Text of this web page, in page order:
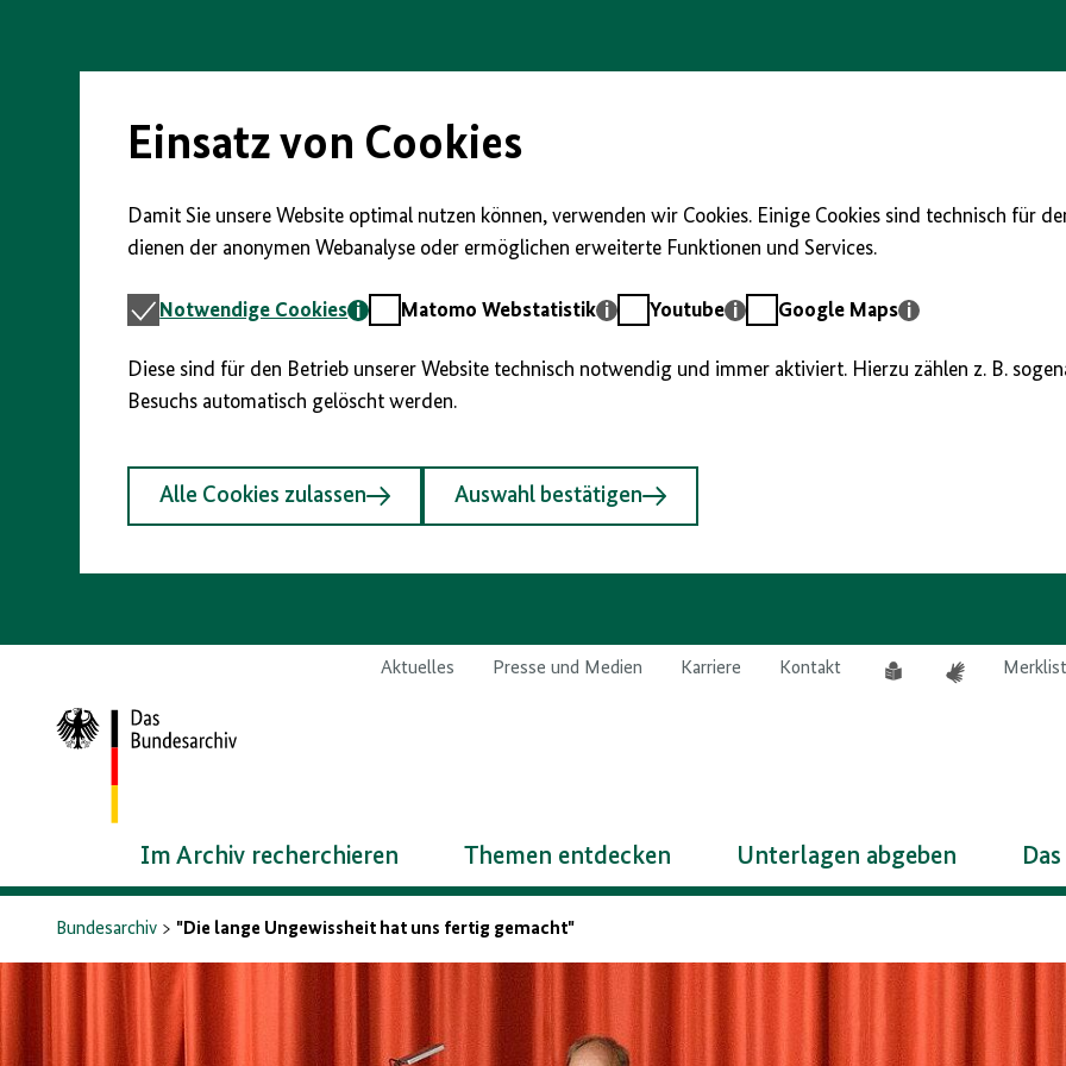
Seiteninhalt
Einsatz von Cookies
Damit Sie unsere Website optimal nutzen können, verwenden wir Cookies. Einige Cookies sind technisch für
dienen der anonymen Webanalyse oder ermöglichen erweiterte Funktionen und Services.
Notwendige
Notwendige Cookies
MatomoMatomo Webstatistik YoutubeYoutube
GoogleGoogle Maps
Diese sind für den Betrieb unserer Website technisch notwendig und immer aktiviert. Hierzu zählen z. B.
Besuchs automatisch gelöscht werden.
Alle Cookies zulassen Auswahl bestätigen
Aktuelles Presse und Medien Karriere Kontakt
Leichte
Zur
Startseite
Im Archiv recherchieren Themen entdecken Unterlagen abgeben
Bundesarchiv "Die lange Ungewissheit hat uns fertig gemacht"